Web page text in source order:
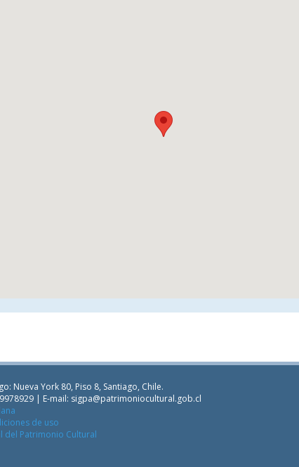
Nueva York 80, Piso 8, Santiago, Chile.
| E-mail: sigpa@patrimoniocultural.gob.cl
de uso
del Patrimonio Cultural